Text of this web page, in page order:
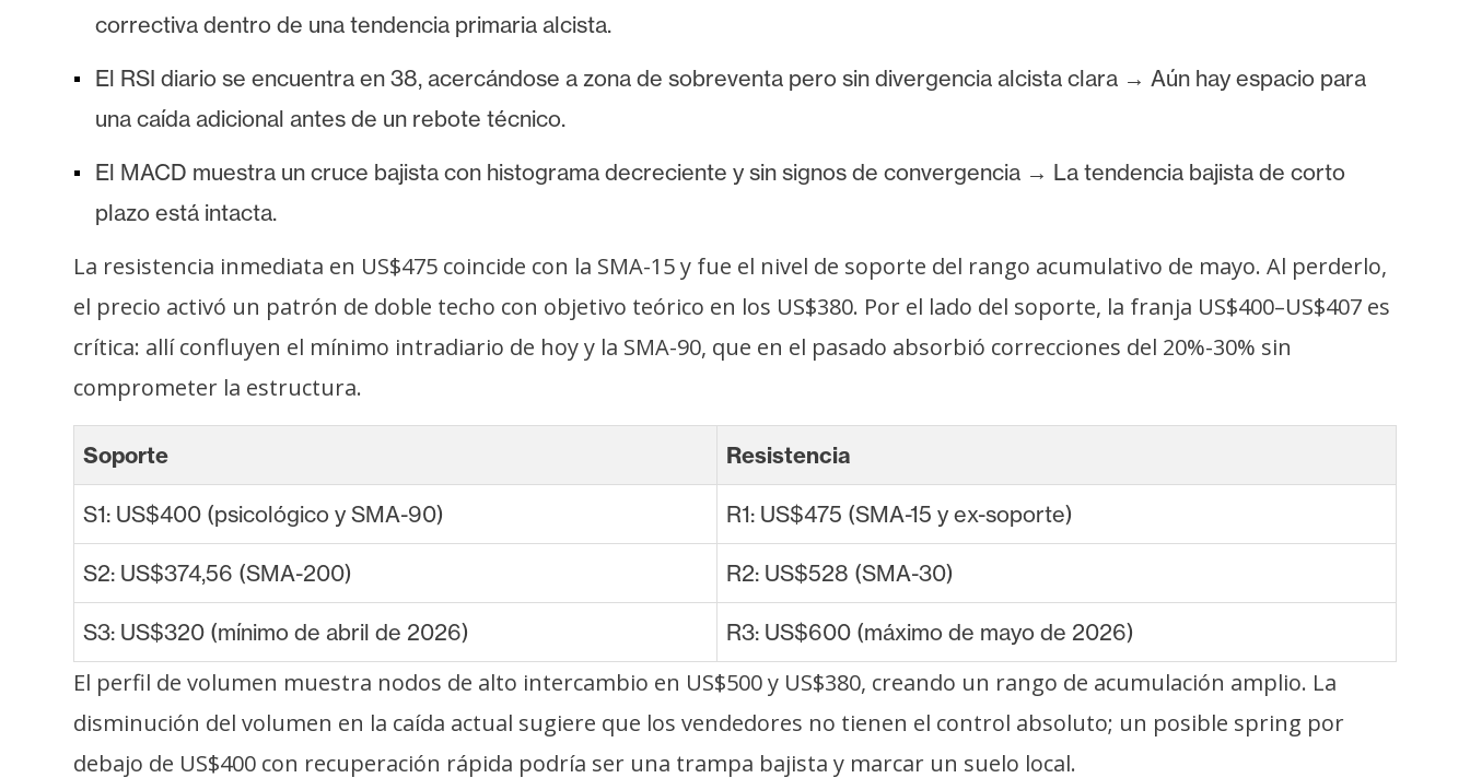
correctiva dentro de una tendencia primaria alcista.
El RSI diario se encuentra en 38, acercándose a zona de sobreventa pero sin divergencia alcista clara → Aún hay espacio para
una caída adicional antes de un rebote técnico.
El MACD muestra un cruce bajista con histograma decreciente y sin signos de convergencia → La tendencia bajista de corto
plazo está intacta.
La resistencia inmediata en US$475 coincide con la SMA-15 y fue el nivel de soporte del rango acumulativo de mayo. Al perderlo,
el precio activó un patrón de doble techo con objetivo teórico en los US$380. Por el lado del soporte, la franja US$400–US$407 es
crítica: allí confluyen el mínimo intradiario de hoy y la SMA-90, que en el pasado absorbió correcciones del 20%-30% sin
comprometer la estructura.
Soporte Resistencia
S1: US$400 (psicológico y SMA-90) R1: US$475 (SMA-15 y ex-soporte)
S2: US$374,56 (SMA-200) R2: US$528 (SMA-30)
S3: US$320 (mínimo de abril de 2026) R3: US$600 (máximo de mayo de 2026)
El perfil de volumen muestra nodos de alto intercambio en US$500 y US$380, creando un rango de acumulación amplio. La
disminución del volumen en la caída actual sugiere que los vendedores no tienen el control absoluto; un posible spring por
debajo de US$400 con recuperación rápida podría ser una trampa bajista y marcar un suelo local.